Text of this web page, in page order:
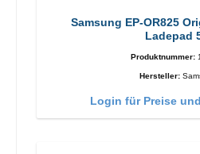
Samsung EP-OR825
Ladepad
Produktnummer:
Hersteller:
Login für Preise